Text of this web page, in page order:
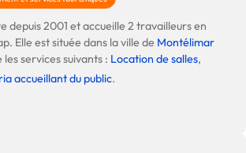
depuis 2001 et accueille 2 travailleurs en
Elle est située dans la ville de Montélimar
services suivants : Location de salles,
accueillant du public.